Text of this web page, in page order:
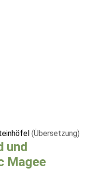
(Übersetzung)
und
Magee